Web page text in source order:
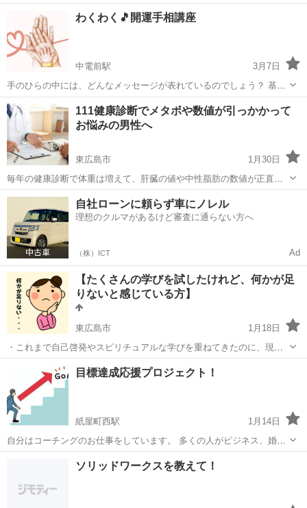
承っております。 スマホ操作はもちろん、キャリアでは教えてくれな
い事、またアプリの実践など身になる事を行っています。 いま深刻化
しているキャリアの撤退。 スマホ...
横川一丁目駅 その他
わくわく🎵開運手相講座
中電前駅
3月7日
手のひらの中には、どんなメッセージが表れているのでしょう？ 基本
的な資質やこれからの可能性を読んだり、長所や短所を客観的に知る
ことで、 人間関係やこれからの人生を豊かでより良いものにすること
ができます。 考え方や生...
広島 広島市 中電前駅 その他 手相
111健康診断でメタボや数値が引っかかって
お悩みの男性へ
東広島市
1月30日
毎年の健康診断で体重は増えて、肝臓の値や中性脂肪の数値が正直不
味い事になっている💦 医者からダイエットしましょうと言われてもお
酒や食べるのが好きでどうにも痩せられない😓 そのお悩み僕に是非ご
相談下さい！✨ つらい運動や無...
広島 東広島市
自社ローンに頼らず車にノレル
理想のクルマがあるけど審査に通らない方へ
（株）ICT Ad
【たくさんの学びを試したけれど、何かが足
りないと感じている方】
東広島市
1月18日
・これまで自己啓発やスピリチュアルな学びを重ねてきたのに、現実
でうまく活用できない。 ・新しいことを始めたいけれど、失敗するの
が怖い」「何かが引っかかって、行動に移せない。 ・自分が望む未来
を思い描いているけれど、実現す...
東広島市 その他 自己啓発
目標達成応援プロジェクト！
紙屋町西駅
1月14日
自分はコーチングのお仕事をしています。 多くの人がビジネス、婚
活、ダイエットなど様々な分野で、目標を立てて、その達成に向かっ
て努力していると思います。 ただ達成に向かって努力する過程で、
紙屋町西駅 その他
ソリッドワークスを教えて！